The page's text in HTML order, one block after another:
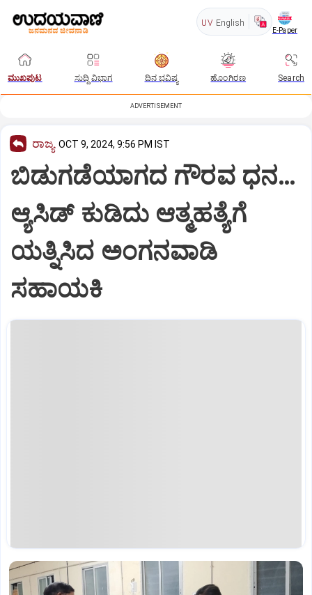
UV English
E-Paper
ಮುಖಪುಟ ಸುದ್ದಿ ವಿಭಾಗ ದಿನ ಭವಿಷ್ಯ ಹೊಂಗಿರಣ Search
ADVERTISEMENT
ರಾಜ್ಯ OCT 9, 2024, 9:56 PM IST
ಬಿಡುಗಡೆಯಾಗದ ಗೌರವ ಧನ…
ಆ್ಯಸಿಡ್ ಕುಡಿದು ಆತ್ಮಹತ್ಯೆಗೆ
ಯತ್ನಿಸಿದ ಅಂಗನವಾಡಿ
ಸಹಾಯಕಿ